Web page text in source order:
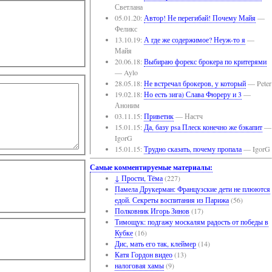
Светлана
05.01.20: Автор! Не перегибай! Почему Майя—
Феликс
13.10.19: А где же содержимое? Неуж-то я—
Майя
20.06.18: Выбираю форекс брокера по критерями
— Aylo
28.05.18: Не встречал брокеров, у который— Peter
19.02.18: Но есть зига) Слава Фюреру и 3 —
Аноним
03.11.15: Приветик— Настч
15.01.15: Да, базу psa Плеск конечно же бэкапит—
IgorG
15.01.15: Трудно сказать, почему пропала— IgorG
Самые комментируемые материалы:
↓ Прости, Тёма(227)
Памела Друкерман: Французские дети не плюются
едой. Секреты воспитания из Парижа(56)
Полковник Игорь Зинов(17)
Тимощук: подгажу москалям радость от победы в
Кубке(16)
Дис, мать его так, клеймер(14)
Катя Гордон видео(13)
налоговая хамы(9)